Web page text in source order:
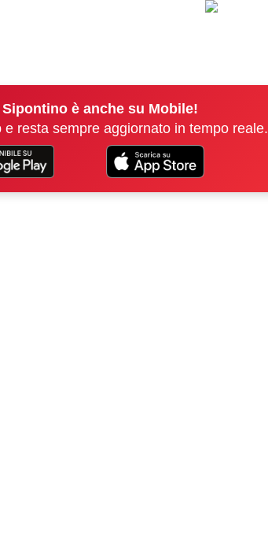
Sipontino è anche su Mobile!
e resta sempre aggiornato in tempo reale.